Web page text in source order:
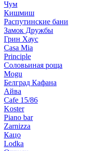
Чум
Кишмиш
Распутинские бани
Замок Дружбы
Грин Хаус
Casa Mia
Principle
Соловьиная роща
Mogu
Белград Кафана
Айва
Cafe 15/86
Koster
Piano bar
Zarnizza
Кацо
Lodka